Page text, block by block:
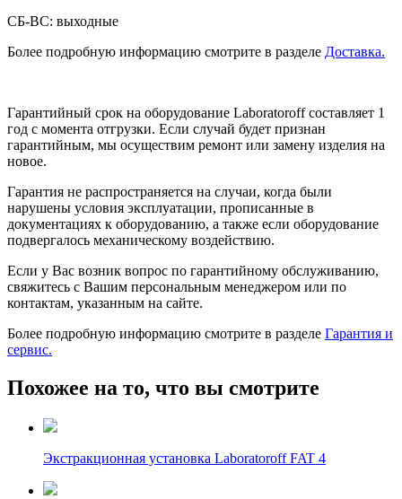
СБ-ВС: выходные
Более подробную информацию смотрите в разделе Доставка.
Гарантийный срок на оборудование Laboratoroff составляет 1
год с момента отгрузки. Если случай будет признан
гарантийным, мы осуществим ремонт или замену изделия на
новое.
Гарантия не распространяется на случаи, когда были
нарушены условия эксплуатации, прописанные в
документациях к оборудованию, а также если оборудование
подвергалось механическому воздействию.
Если у Вас возник вопрос по гарантийному обслуживанию,
свяжитесь с Вашим персональным менеджером или по
контактам, указанным на сайте.
Более подробную информацию смотрите в разделе Гарантия и
сервис.
Похожее на то, что вы смотрите
Экстракционная установка Laboratoroff FAT 4